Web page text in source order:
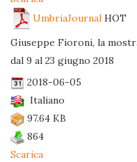
UmbriaJournal HOT
Giuseppe Fioroni, la
dal 9 al 23 giugno 2018
2018-06-05
Italiano
97.64 KB
864
Scarica